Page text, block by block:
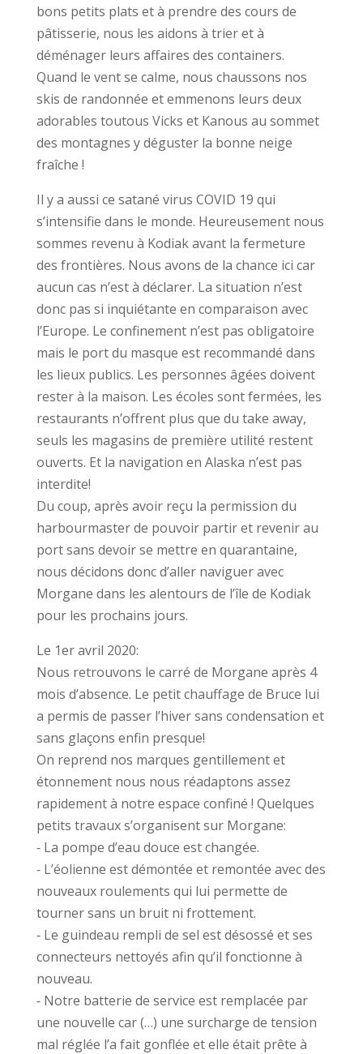
bons petits plats et à prendre des cours de
pâtisserie, nous les aidons à trier et à
déménager leurs affaires des containers.
Quand le vent se calme, nous chaussons nos
skis de randonnée et emmenons leurs deux
adorables toutous Vicks et Kanous au sommet
des montagnes y déguster la bonne neige
fraîche !
Il y a aussi ce satané virus COVID 19 qui
s’intensifie dans le monde. Heureusement nous
sommes revenu à Kodiak avant la fermeture
des frontières. Nous avons de la chance ici car
aucun cas n’est à déclarer. La situation n’est
donc pas si inquiétante en comparaison avec
l’Europe. Le confinement n’est pas obligatoire
mais le port du masque est recommandé dans
les lieux publics. Les personnes âgées doivent
rester à la maison. Les écoles sont fermées, les
restaurants n’offrent plus que du take away,
seuls les magasins de première utilité restent
ouverts. Et la navigation en Alaska n’est pas
interdite!
Du coup, après avoir reçu la permission du
harbourmaster de pouvoir partir et revenir au
port sans devoir se mettre en quarantaine,
nous décidons donc d’aller naviguer avec
Morgane dans les alentours de l’île de Kodiak
pour les prochains jours.
Le 1er avril 2020:
Nous retrouvons le carré de Morgane après 4
mois d’absence. Le petit chauffage de Bruce lui
a permis de passer l’hiver sans condensation et
sans glaçons enfin presque!
On reprend nos marques gentillement et
étonnement nous nous réadaptons assez
rapidement à notre espace confiné ! Quelques
petits travaux s’organisent sur Morgane:
⁃ La pompe d’eau douce est changée.
⁃ L’éolienne est démontée et remontée avec des
nouveaux roulements qui lui permette de
tourner sans un bruit ni frottement.
⁃ Le guindeau rempli de sel est désossé et ses
connecteurs nettoyés afin qu’il fonctionne à
nouveau.
⁃ Notre batterie de service est remplacée par
une nouvelle car (…) une surcharge de tension
mal réglée l’a fait gonflée et elle était prête à